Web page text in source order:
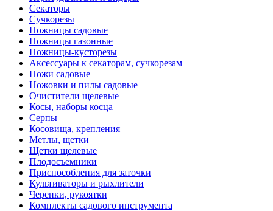
Секаторы
Сучкорезы
Ножницы садовые
Ножницы газонные
Ножницы-кусторезы
Аксессуары к секаторам, сучкорезам
Ножи садовые
Ножовки и пилы садовые
Очистители щелевые
Косы, наборы косца
Серпы
Косовища, крепления
Метлы, щетки
Щетки щелевые
Плодосъемники
Приспособления для заточки
Культиваторы и рыхлители
Черенки, рукоятки
Комплекты садового инструмента